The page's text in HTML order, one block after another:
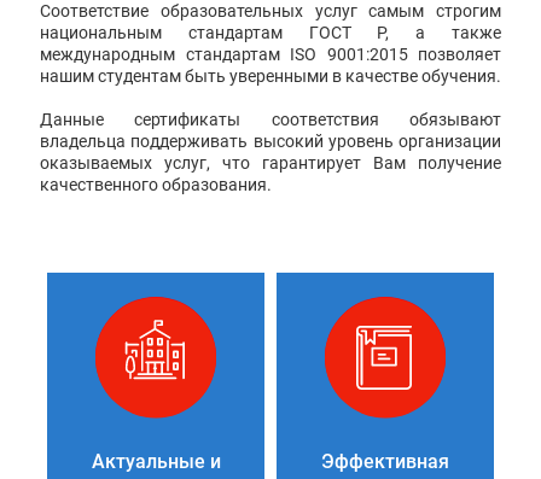
Соответствие образовательных услуг самым строгим
национальным стандартам ГОСТ Р, а также
международным стандартам ISO 9001:2015 позволяет
нашим студентам быть уверенными в качестве обучения.
Данные сертификаты соответствия обязывают
владельца поддерживать высокий уровень организации
оказываемых услуг, что гарантирует Вам получение
качественного образования.
Актуальные и
Эффективная